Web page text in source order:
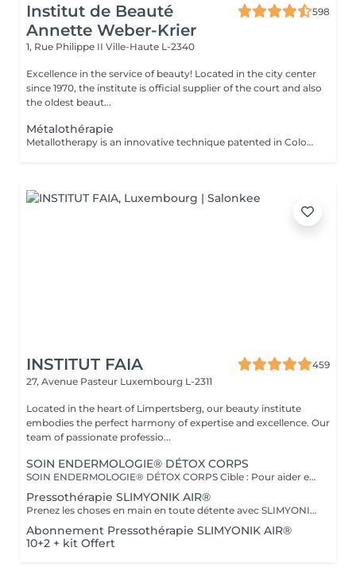
Institut de Beauté
Annette Weber-Krier
598
1, Rue Philippe II Ville-Haute L-2340
Excellence in the service of beauty! Located in the city center
since 1970, the institute is official supplier of the court and also
the oldest beaut...
Métalothérapie
Metallotherapy is an innovative technique patented in Colombia. The metal accessories were made with an alloy of 7 clean, uncontaminated or recycled metals. They are designed using a high-tech injection mold and hand-polished in an artisanal manner. Placed in the refrigerator, these accessories can be used for cold protocols, as part of a toning session, thanks in particular to toning metals such as silicon. Of course, therapeutic protocols are also possible, since the accessories can be heated for relaxation and physiotherapy treatments. Purpose: to stimulate the different parts of the body, with a view to stopping cellulite, draining, remodeling and firming the body.
INSTITUT FAIA
459
27, Avenue Pasteur Luxembourg L-2311
Located in the heart of Limpertsberg, our beauty institute
embodies the perfect harmony of expertise and excellence. Our
team of passionate professio...
SOIN ENDERMOLOGIE® DÉTOX CORPS
SOIN ENDERMOLOGIE® DÉTOX CORPS Cible : Pour aider et soulager toutes les personnes souffrant des symptômes de jambes lourdes, de sensation de gonflement, de lourdeur, de douleur. Actions : * Réactive les fonctions d'élimination de l'organisme * Active les échanges circulatoires * Elimine et draine les toxines * Stimule la circulation lymphatique Plus : Ce traitement est également conseillé pour les femmes enceintes. En complément du traitement, vous bénéficierez d'un massage manuel avec un Baume effet glacé.
Pressothérapie SLIMYONIK AIR®
Prenez les choses en main en toute détente avec SLIMYONIK® AIR. Le Bodystyler avec massages de pressothérapie assistés par ordinateur et inhalation d'oxygène active en douceur le système lymphatique, stimule le métabolisme et augmente le flux sanguin vers la peau et les tissus adipeux.
Abonnement Pressothérapie SLIMYONIK AIR®
10+2 + kit Offert